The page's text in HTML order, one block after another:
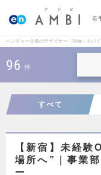
若
ベンチャー企業のデザイナー（Web・モバ
96 件
すべて
【新宿】未経
場所へ”｜事業
ー